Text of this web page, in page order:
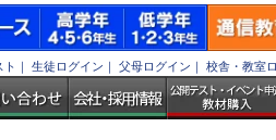
ト ｜ 生徒ログイン ｜ 父母ログイン ｜ 校舎・教室